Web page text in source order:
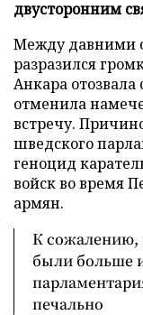
двусторонним
Между давними
разразился
Анкара отозвала
отменила
встречу.
шведского
геноцид
войск во время
армян.
К сожалению,
были больше
печально